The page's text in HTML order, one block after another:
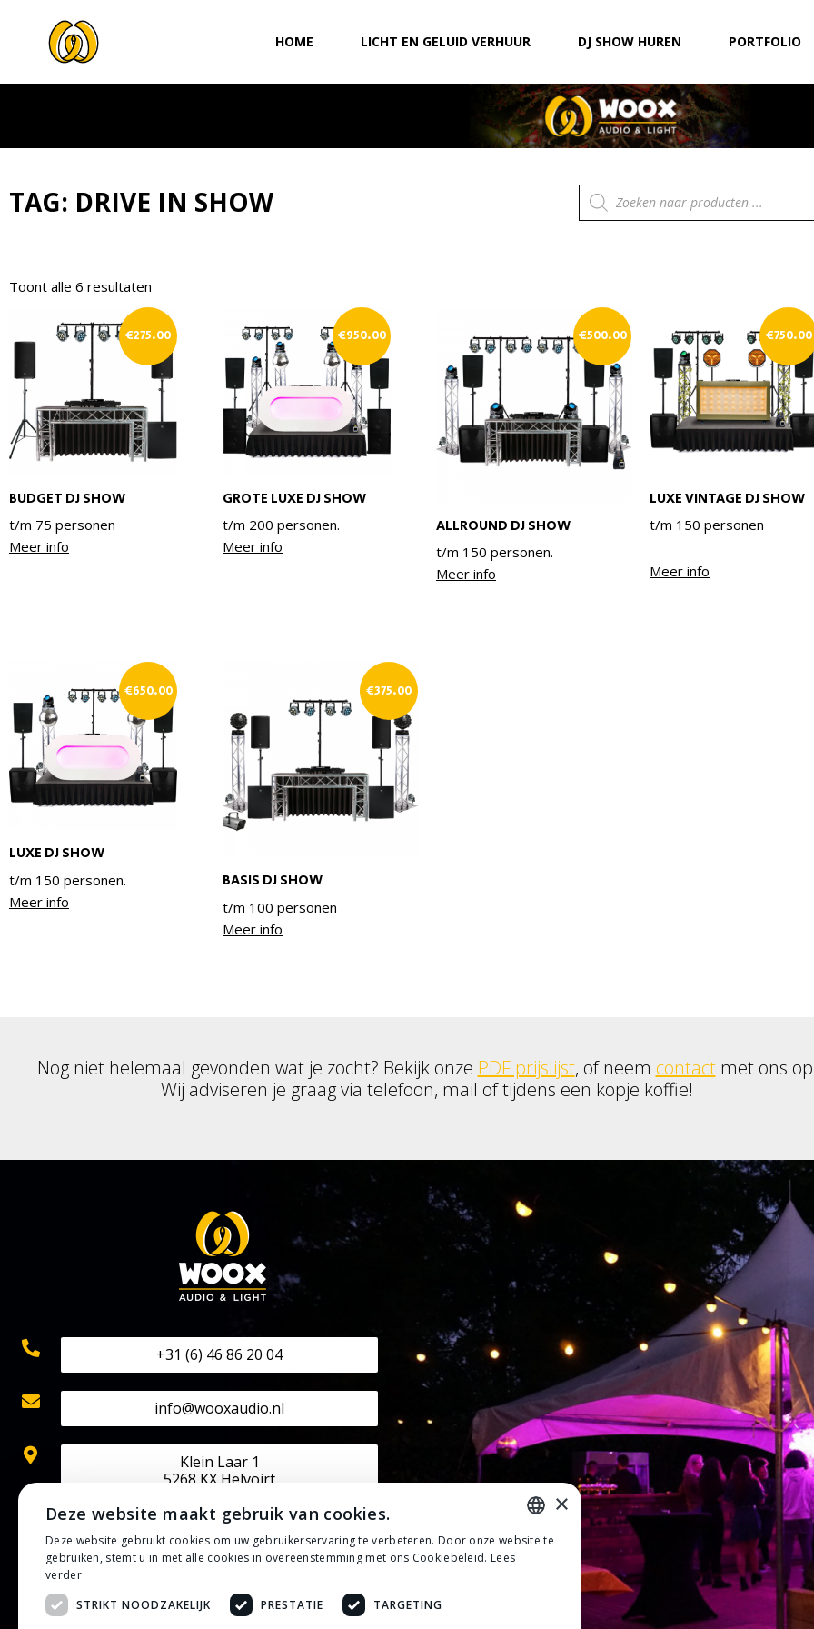
HOME LICHT EN GELUID VERHUUR DJ SHOW HUREN PORTFOLIO
TAG: DRIVE IN SHOW Producten
zoeken
Toont alle 6 resultaten
BUDGET DJ SHOW
€275.00
t/m 75 personen
Meer info
GROTE LUXE DJ SHOW
€950.00
t/m 200 personen.
Meer info
ALLROUND DJ SHOW
€500.00
t/m 150 personen.
Meer info
LUXE VINTAGE DJ SHOW
€750.00
t/m 150 personen
Meer info
LUXE DJ SHOW
€650.00
t/m 150 personen.
Meer info
BASIS DJ SHOW
€375.00
t/m 100 personen
Meer info
Nog niet helemaal gevonden wat je zocht? Bekijk onze PDF prijslijst, of neem contactmet ons
Wij adviseren je graag via telefoon, mail of tijdens een kopje koffie!
+31 (6) 46 86 20 04
info@wooxaudio.nl
Klein Laar 1
5268 KX Helvoirt
KVK: 70524602
BTW: NL002202313B42
IBAN: NL50 RABO 0133 0807 30
Privacybeleid
×
Deze website maakt gebruik van cookies.
Deze website gebruikt cookies om uw gebruikerservaring te verbeteren. Door onze website te
gebruiken, stemt u in met alle cookies in overeenstemming met ons Cookiebeleid. Lees
verder
STRIKT NOODZAKELIJK
PRESTATIE TARGETING